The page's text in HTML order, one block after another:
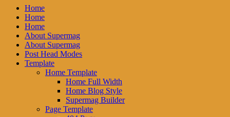
Home
Home
Home
About Supermag
About Supermag
Post Head Modes
Template
Home Template
Home Full Width
Home Blog Style
Supermag Builder
Page Template